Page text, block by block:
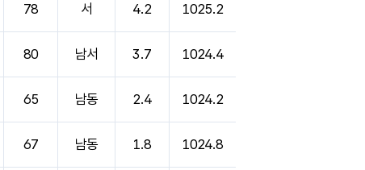
78 서 4.2 1025.2
80 남서 3.7 1024.4
65 남동 2.4 1024.2
67 남동 1.8 1024.8